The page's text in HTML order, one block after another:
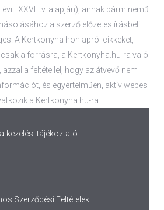
LXXVI. tv. alapján), annak bárminemű
a szerző előzetes írásbeli
A Kertkonyha honlapról cikkeket,
a forrásra, a Kertkonyha.hu-ra való
a feltétellel, hogy az átvevő nem
és egyértelműen, aktív webes
a Kertkonyha.hu-ra.
tájékoztató
Szerződési Feltételek